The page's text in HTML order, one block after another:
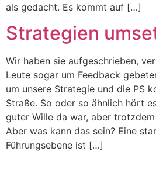
als gedacht. Es kommt auf […]
Strategien
Wir haben sie aufgeschrieben,
Leute sogar um Feedback
um unsere Strategie und die PS
Straße. So oder so ähnlich hört
guter Wille da war, aber
Aber was kann das sein? Eine
Führungsebene ist […]